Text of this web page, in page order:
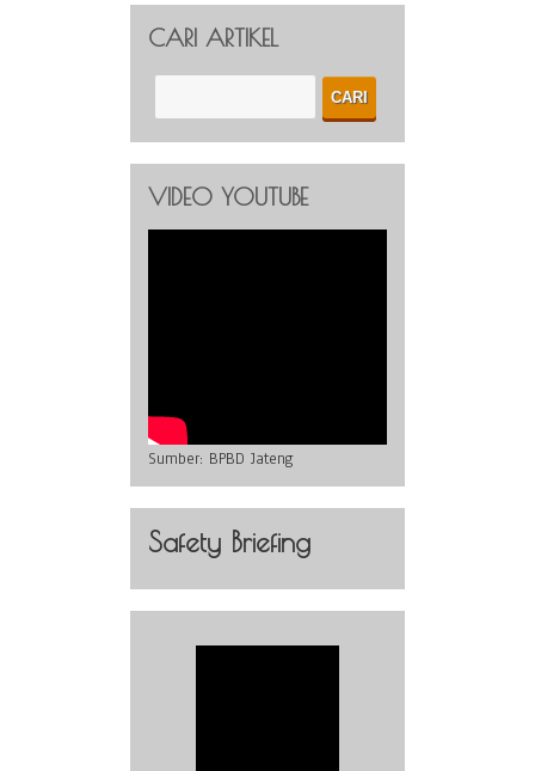
CARI ARTIKEL
VIDEO YOUTUBE
Sumber: BPBD Jateng
Safety Briefing